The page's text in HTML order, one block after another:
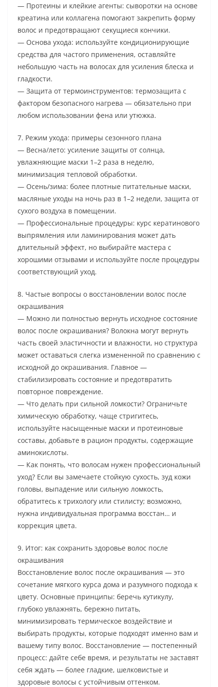
— Протеины и клейкие агенты: сыворотки на основе
креатина или коллагена помогают закрепить форму
волос и предотвращают секущиеся кончики.
— Основа ухода: используйте кондиционирующие
средства для частого применения, оставляйте
небольшую часть на волосах для усиления блеска и
гладкости.
— Защита от термоинструментов: термозащита с
фактором безопасного нагрева — обязательно при
любом использовании фена или утюжка.
7. Режим ухода: примеры сезонного плана
— Весна/лето: усиление защиты от солнца,
увлажняющие маски 1–2 раза в неделю,
минимизация тепловой обработки.
— Осень/зима: более плотные питательные маски,
масляные уходы на ночь раз в 1–2 недели, защита от
сухого воздуха в помещении.
— Профессиональные процедуры: курс кератинового
выпрямления или ламинирования может дать
длительный эффект, но выбирайте мастера с
хорошими отзывами и используйте после процедуры
соответствующий уход.
8. Частые вопросы о восстановлении волос после
окрашивания
— Можно ли полностью вернуть исходное состояние
волос после окрашивания? Волокна могут вернуть
часть своей эластичности и влажности, но структура
может оставаться слегка измененной по сравнению с
исходной до окрашивания. Главное —
стабилизировать состояние и предотвратить
повторное повреждение.
— Что делать при сильной ломкости? Ограничьте
химическую обработку, чаще стригитесь,
используйте насыщенные маски и протеиновые
составы, добавьте в рацион продукты, содержащие
аминокислоты.
— Как понять, что волосам нужен профессиональный
уход? Если вы замечаете стойкую сухость, зуд кожи
головы, выпадение или сильную ломкость,
обратитесь к трихологу или стилисту; возможно,
нужна индивидуальная программа восстан… и
коррекция цвета.
9. Итог: как сохранить здоровье волос после
окрашивания
Восстановление волос после окрашивания — это
сочетание мягкого курса дома и разумного подхода к
цвету. Основные принципы: беречь кутикулу,
глубоко увлажнять, бережно питать,
минимизировать термическое воздействие и
выбирать продукты, которые подходят именно вам и
вашему типу волос. Восстановление — постепенный
процесс: дайте себе время, и результаты не заставят
себя ждать — более гладкие, шелковистые и
здоровые волосы с устойчивым оттенком.